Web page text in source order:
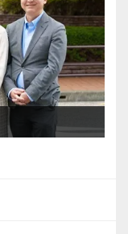
や成長してい
が明確になっ
ん達成してい
という強い
て業務を進
繋がってくる
長を目指して
ュアルを導
だしなみを